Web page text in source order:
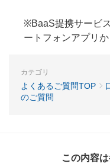
※BaaS提携サービ
ートフォンアプリ
カテゴリ
よくあるご質問TOP
のご質問
この内容